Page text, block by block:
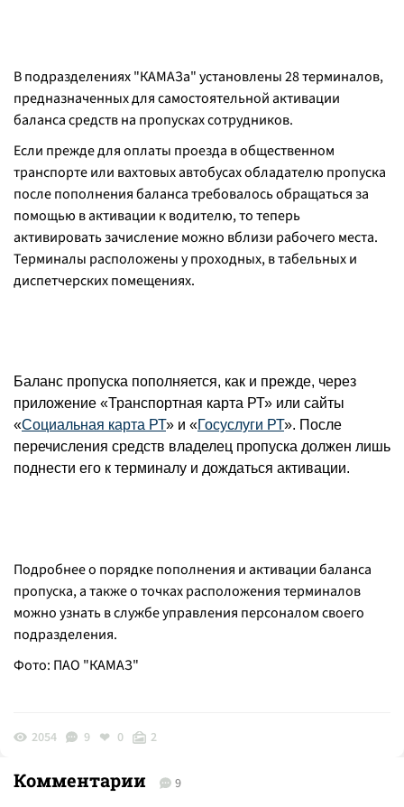
В подразделениях "КАМАЗа" установлены 28 терминалов,
предназначенных для самостоятельной активации
баланса средств на пропусках сотрудников.
Если прежде для оплаты проезда в общественном
транспорте или вахтовых автобусах обладателю пропуска
после пополнения баланса требовалось обращаться за
помощью в активации к водителю, то теперь
активировать зачисление можно вблизи рабочего места.
Терминалы расположены у проходных, в табельных и
диспетчерских помещениях.
Баланс пропуска пополняется, как и прежде, через
приложение «Транспортная карта РТ» или сайты
«Социальная карта РТ» и «Госуслуги РТ». После
перечисления средств владелец пропуска должен лишь
поднести его к терминалу и дождаться активации.
Подробнее о порядке пополнения и активации баланса
пропуска, а также о точках расположения терминалов
можно узнать в службе управления персоналом своего
подразделения.
Фото: ПАО "КАМАЗ"
2054 9 0 2
Комментарии 9